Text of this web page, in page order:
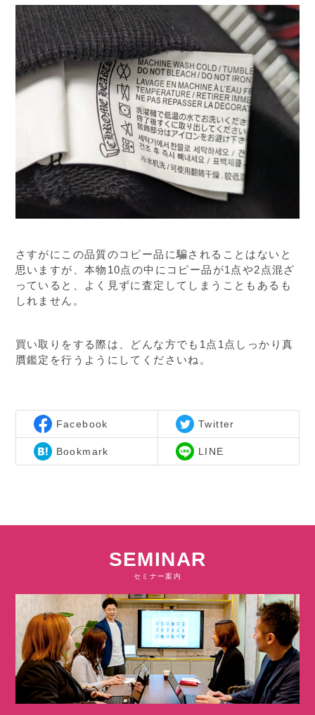
さすがにこの品質のコピー品に騙されることはないと
思いますが、本物10点の中にコピー品が1点や2点混ざ
っていると、よく見ずに査定してしまうこともあるも
しれません。
買い取りをする際は、どんな方でも1点1点しっかり真
贋鑑定を行うようにしてくださいね。
Facebook Twitter
Bookmark LINE
SEMINAR
セミナー案内